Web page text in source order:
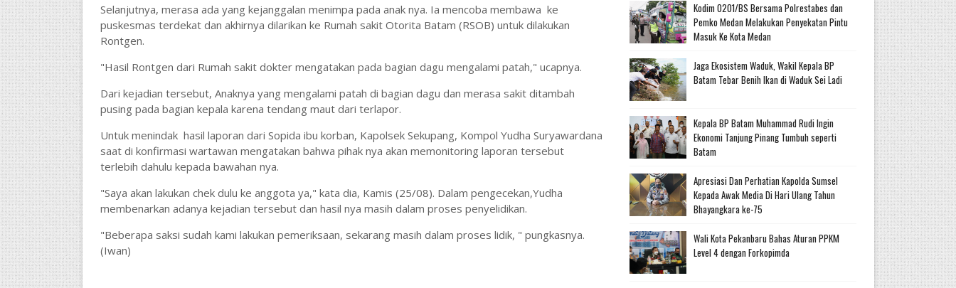
Selanjutnya, merasa ada yang kejanggalan menimpa pada anak nya. Ia mencoba membawa ke
puskesmas terdekat dan akhirnya dilarikan ke Rumah sakit Otorita Batam (RSOB) untuk dilakukan
Rontgen.
"Hasil Rontgen dari Rumah sakit dokter mengatakan pada bagian dagu mengalami patah," ucapnya.
Dari kejadian tersebut, Anaknya yang mengalami patah di bagian dagu dan merasa sakit ditambah
pusing pada bagian kepala karena tendang maut dari terlapor.
Untuk menindak hasil laporan dari Sopida ibu korban, Kapolsek Sekupang, Kompol Yudha Suryawardana
saat di konfirmasi wartawan mengatakan bahwa pihak nya akan memonitoring laporan tersebut
terlebih dahulu kepada bawahan nya.
"Saya akan lakukan chek dulu ke anggota ya," kata dia, Kamis (25/08). Dalam pengecekan,Yudha
membenarkan adanya kejadian tersebut dan hasil nya masih dalam proses penyelidikan.
"Beberapa saksi sudah kami lakukan pemeriksaan, sekarang masih dalam proses lidik, " pungkasnya.
(Iwan)
Kodim 0201/BS Bersama Polrestabes dan
Pemko Medan Melakukan Penyekatan Pintu
Masuk Ke Kota Medan
Jaga Ekosistem Waduk, Wakil Kepala BP
Batam Tebar Benih Ikan di Waduk Sei Ladi
Kepala BP Batam Muhammad Rudi Ingin
Ekonomi Tanjung Pinang Tumbuh seperti
Batam
Apresiasi Dan Perhatian Kapolda Sumsel
Kepada Awak Media Di Hari Ulang Tahun
Bhayangkara ke-75
Wali Kota Pekanbaru Bahas Aturan PPKM
Level 4 dengan Forkopimda